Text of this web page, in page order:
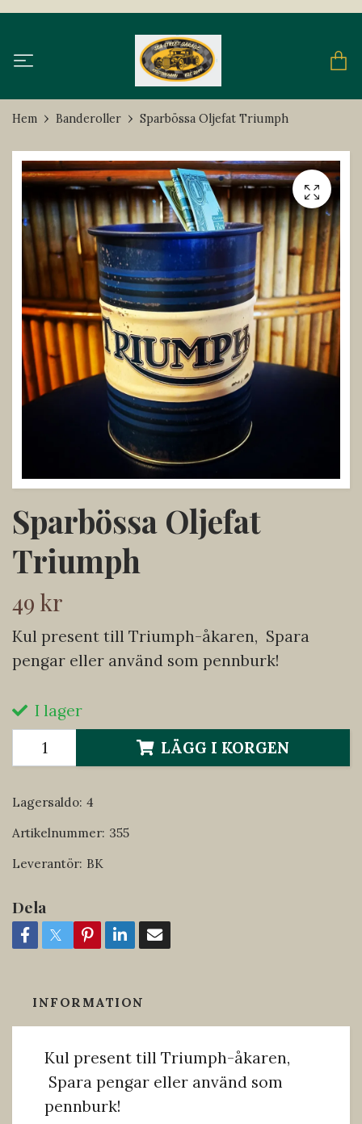
Hem Banderoller Sparbössa Oljefat Triumph
Sparbössa Oljefat
Triumph
49 kr
Kul present till Triumph-åkaren, Spara
pengar eller använd som pennburk!
I lager
LÄGG I KORGEN
Lagersaldo: 4
Artikelnummer: 355
Leverantör: BK
Dela
INFORMATION
Kul present till Triumph-åkaren,
Spara pengar eller använd som
pennburk!